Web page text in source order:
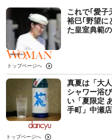
これで｢愛子
裕巳｢野望に
た皇室典範
トップページへ
真夏は「大
シャワー浴
い「夏限定
手町」中瀬
トップページへ